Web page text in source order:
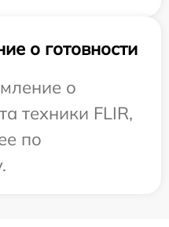
о готовности
о
техники FLIR,
по